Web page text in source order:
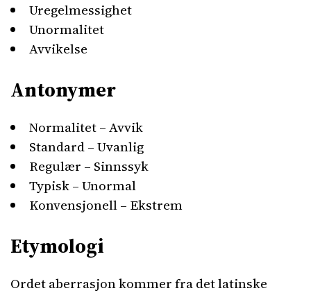
Uregelmessighet
Unormalitet
Avvikelse
Antonymer
Normalitet – Avvik
Standard – Uvanlig
Regulær – Sinnssyk
Typisk – Unormal
Konvensjonell – Ekstrem
Etymologi
Ordet aberrasjon kommer fra det latinske